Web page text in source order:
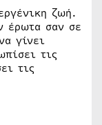
ζωή.
έρωτα σαν σε
γίνει
τις
τις